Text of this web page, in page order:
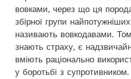
вовками, через що ця
збірної групи
називають вовкодавами.
знають страху, є
вміють раціонально
у боротьбі з